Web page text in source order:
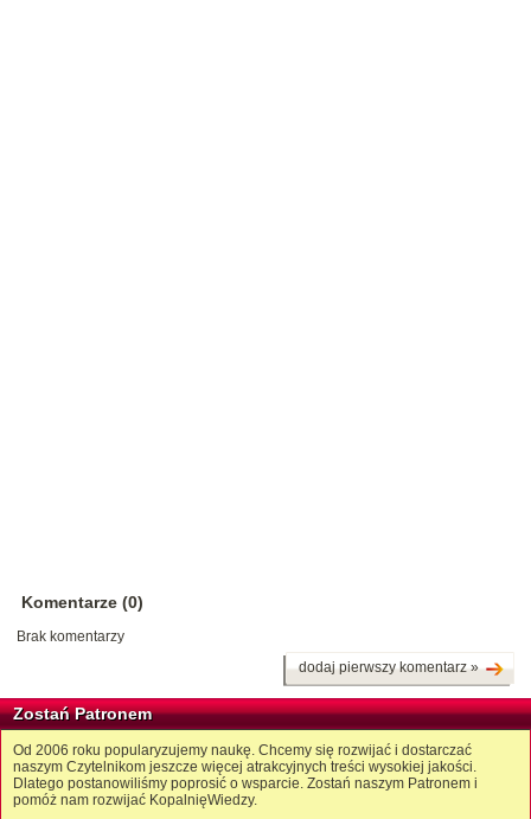
Komentarze (0)
Brak komentarzy
dodaj pierwszy komentarz »
Zostań Patronem
Od 2006 roku popularyzujemy naukę. Chcemy się rozwijać i dostarczać
naszym Czytelnikom jeszcze więcej atrakcyjnych treści wysokiej jakości.
Dlatego postanowiliśmy poprosić o wsparcie. Zostań naszym Patronem i
pomóż nam rozwijać KopalnięWiedzy.